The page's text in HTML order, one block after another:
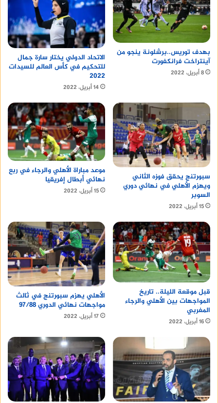
بهدف توريس..برشلونة ينجو من
آينتراخت فرانكفورت
8 أبريل، 2022
الاتحاد الدولي يختار سارة جمال
للتحكيم في كأس العالم للسيدات
2022
14 أبريل، 2022
سبورتنج يحقق فوزه الثاني
ويهزم الأهلي في نهائي دوري
السوبر
15 أبريل، 2022
موعد مباراة الأهلي والرجاء في ربع
نهائي أبطال إفريقيا
15 أبريل، 2022
قبل موقعة الليلة.. تاريخ
المواجهات بين الأهلي والرجاء
المغربي
16 أبريل، 2022
الأهلي يهزم سبورتنج في ثالث
مواجهات نهائي الدوري 97/88
17 أبريل، 2022